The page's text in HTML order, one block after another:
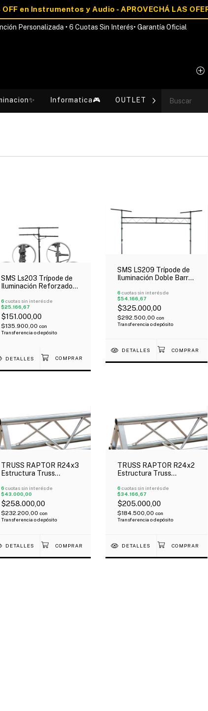
Personalizada • 6 Cuotas Sin Interés• Garantía Oficial
Informatica🎮 OUTLET💰 Blog
SMS Ls203 Trípode de
Iluminación Reforzado
mts 50 kg
6 cuotas sin interés de
$25.166,67
$151.000,00
$135.900,00 con
Transferencia o depósito
DETALLES
SMS LS209 Trípode de
Iluminación Doble Barral
6 cuotas sin interés de
$54.166,67
$325.000,00
$292.500,00 con
Transferencia o depósito
DETALLES
TRUSS RAPTOR R24x3
Estructura Truss
Mts
6 cuotas sin interés de
$43.000,00
$258.000,00
$232.200,00 con
Transferencia o depósito
DETALLES
TRUSS RAPTOR R24x2
Estructura Truss
Mts
6 cuotas sin interés de
$34.166,67
$205.000,00
$184.500,00 con
Transferencia o depósito
DETALLES